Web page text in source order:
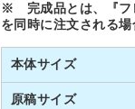
※ 完成品とは、『フ
を同時に注文される
本体サイズ
原稿サイズ